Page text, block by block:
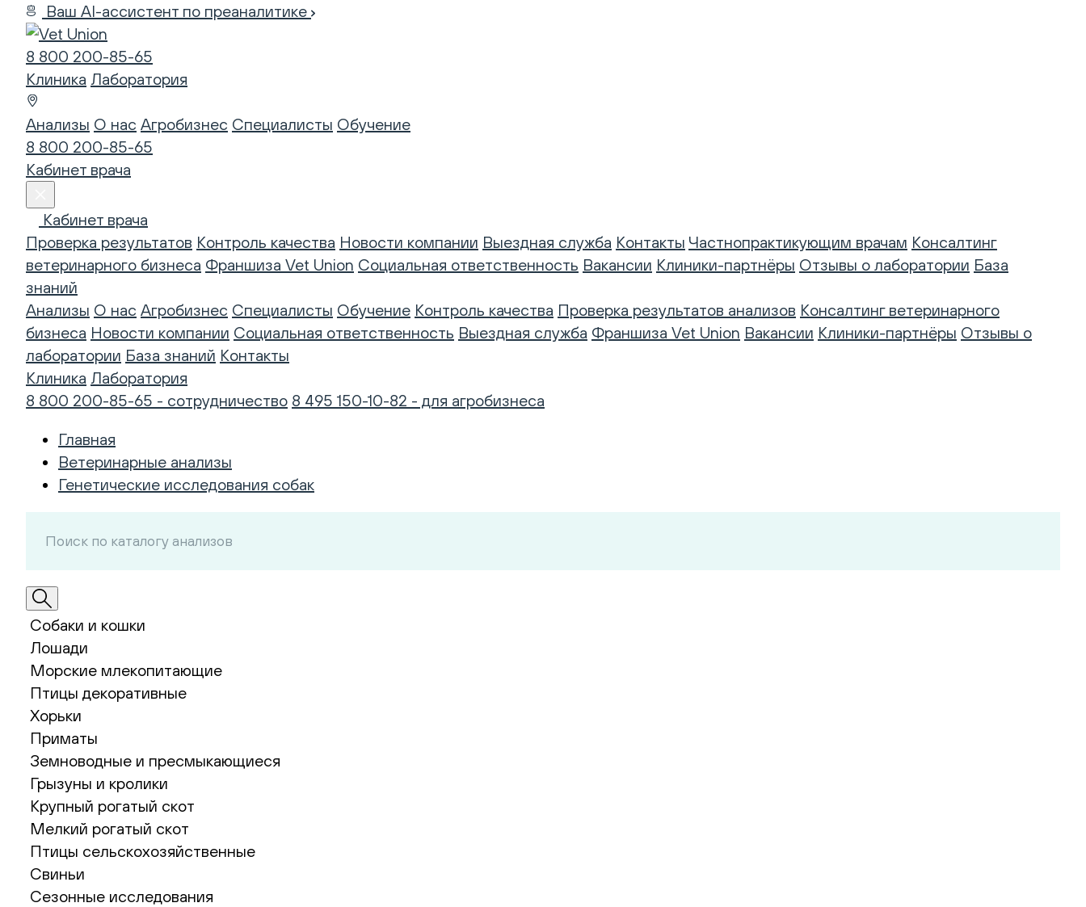
Ваш AI-ассистент по преаналитике
8 800 200-85-65
Клиника Лаборатория
Анализы О нас Агробизнес Специалисты Обучение
8 800 200-85-65
Кабинет врача
Кабинет врача
Проверка результатов Контроль качества Новости компании Выездная служба Контакты Частнопрактикующим врачам Консалтинг
ветеринарного бизнеса Франшиза Vet Union Социальная ответственность Вакансии Клиники-партнёры Отзывы о лаборатории База
знаний
Анализы О нас Агробизнес Специалисты Обучение Контроль качества Проверка результатов анализов Консалтинг ветеринарного
бизнеса Новости компании Социальная ответственность Выездная служба Франшиза Vet Union Вакансии Клиники-партнёры Отзывы о
лаборатории База знаний Контакты
Клиника Лаборатория
8 800 200-85-65 - сотрудничество 8 495 150-10-82 - для агробизнеса
Главная
Ветеринарные анализы
Генетические исследования собак
Собаки и кошки
Лошади
Морские млекопитающие
Птицы декоративные
Хорьки
Приматы
Земноводные и пресмыкающиеся
Грызуны и кролики
Крупный рогатый скот
Мелкий рогатый скот
Птицы сельскохозяйственные
Свиньи
Сезонные исследования